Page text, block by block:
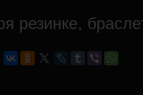
резинке,